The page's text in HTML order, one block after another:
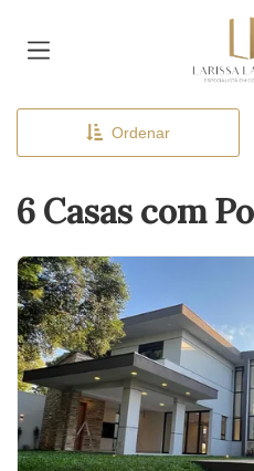
Ordenar
6 Casas com